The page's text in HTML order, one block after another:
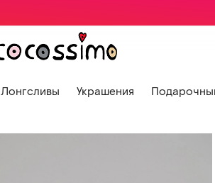
Лонгсливы Украшения